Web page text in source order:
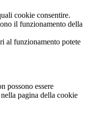
cookie consentire.
il funzionamento della
al funzionamento potete
possono essere
pagina della cookie